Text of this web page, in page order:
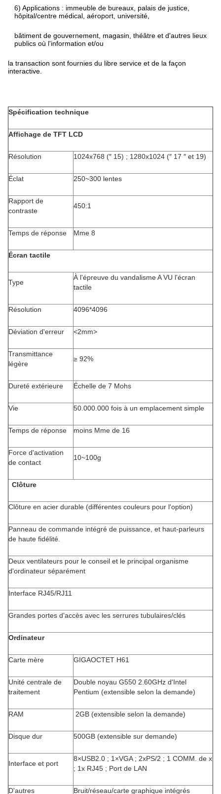
6) Applications : immeuble de bureaux, palais de justice,
hôpital/centre médical, aéroport, université,
bâtiment de gouvernement, magasin, théâtre et d'autres lieux
publics où l'information et/ou
la transaction sont fournies du libre service et de la façon
interactive.
Spécification technique
Affichage de TFT LCD
Résolution 1024x768 (″ 15) ; 1280x1024 (″ 17 ″ et 19)
Éclat 250~300 lentes
Rapport de
contraste
450:1
Temps de réponse Mme 8
Écran tactile
Type
À l'épreuve du vandalisme A VU l'écran
tactile
Résolution 4096*4096
Déviation d'erreur <2mm>
Transmittance
légère
≥ 92%
Dureté extérieure Échelle de 7 Mohs
Vie 50.000.000 fois à un emplacement simple
Temps de réponse moins Mme de 16
Force d'activation
de contact
10~100g
Clôture
Clôture en acier durable (différentes couleurs pour l'option)
Panneau de commande intégré de puissance, et haut-parleurs
de haute fidélité.
Deux ventilateurs pour le conseil et le principal organisme
d'ordinateur séparément
Interface RJ45/RJ11
Grandes portes d'accès avec les serrures tubulaires/clés
Ordinateur
Carte mère GIGAOCTET H61
Unité centrale de
traitement
Double noyau G550 2.60GHz d'Intel
Pentium (extensible selon la demande)
RAM 2GB (extensible selon la demande)
Disque dur 500GB (extensible sur demande)
Interface et port
8×USB2.0 ; 1×VGA ; 2xPS/2 ; 1 COMM. de x
; 1x RJ45 ; Port de LAN
D'autres Bruit/réseau/carte graphique intégrés